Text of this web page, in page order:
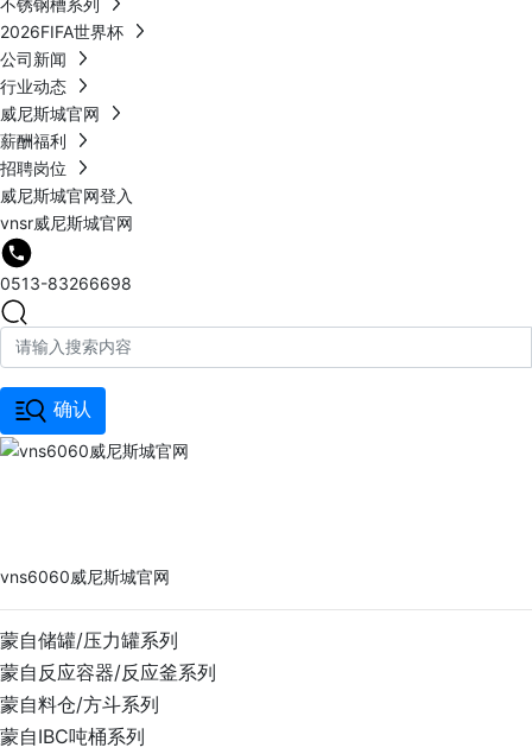
2026FIFA世界杯
公司新闻
行业动态
威尼斯城官网
薪酬福利
招聘岗位
威尼斯城官网登入
vnsr威尼斯城官网
0513-83266698
确认
vns6060威尼斯城官网
蒙自储罐/压力罐系列
蒙自反应容器/反应釜系列
蒙自料仓/方斗系列
蒙自IBC吨桶系列